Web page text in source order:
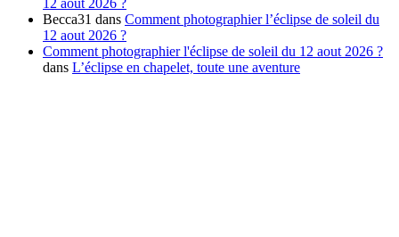
12 aout 2026 ?
Becca31 dans Comment photographier l’éclipse de soleil du
12 aout 2026 ?
Comment photographier l'éclipse de soleil du 12 aout 2026 ?
dans L’éclipse en chapelet, toute une aventure